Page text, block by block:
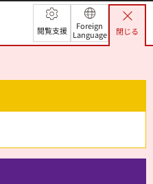
閲覧支援
Foreign
Language
閉じる